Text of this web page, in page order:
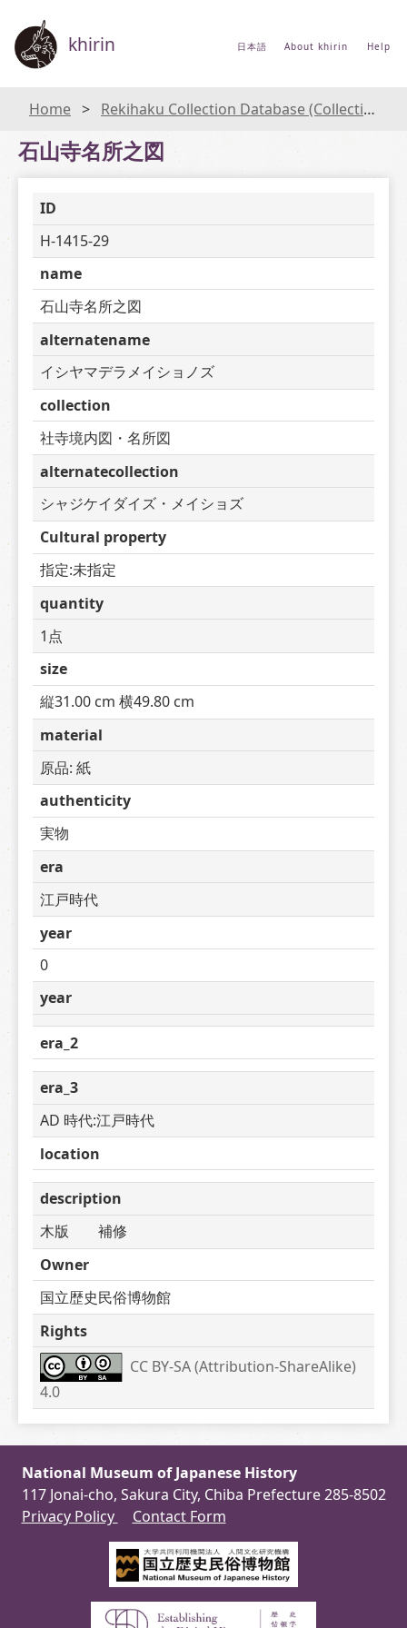
khirin 日本語 About khirin Help
Home Rekihaku Collection Database (Collections Database of the National Museum of Japanese History)
石山寺名所之図
ID
H-1415-29
name
石山寺名所之図
alternatename
イシヤマデラメイショノズ
collection
社寺境内図・名所図
alternatecollection
シャジケイダイズ・メイショズ
Cultural property
指定:未指定
quantity
1点
size
縦31.00 cm 横49.80 cm
material
原品: 紙
authenticity
実物
era
江戸時代
year
0
year
era_2
era_3
AD 時代:江戸時代
location
description
木版　　補修
Owner
国立歴史民俗博物館
Rights
CC BY-SA (Attribution-ShareAlike)
4.0
National Museum of Japanese History
117 Jonai-cho, Sakura City, Chiba Prefecture 285-8502
Privacy Policy
Contact Form